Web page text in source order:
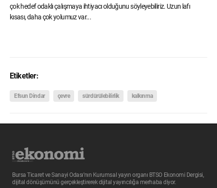
çok hedef odaklı çalışmaya ihtiyacı olduğunu söyleyebiliriz. Uzun lafı
kısası, daha çok yolumuz var...
Etiketler:
Efsun Dindar çevre sürdürülebilirlik kalkınma
Bursa Ticaret ve Sanayi Odası’nın Kurumsal yayın organı BTSO Ekonomi Dergisi,
dijital dönüşümünü gerçekleştirerek dijital yayıncılığa merhaba diyor.